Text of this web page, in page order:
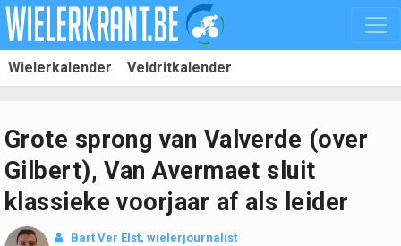
Wielerkalender Veldritkalender
Grote sprong van Valverde (over
Gilbert), Van Avermaet sluit
klassieke voorjaar af als leider
Bart Ver Elst, wielerjournalist